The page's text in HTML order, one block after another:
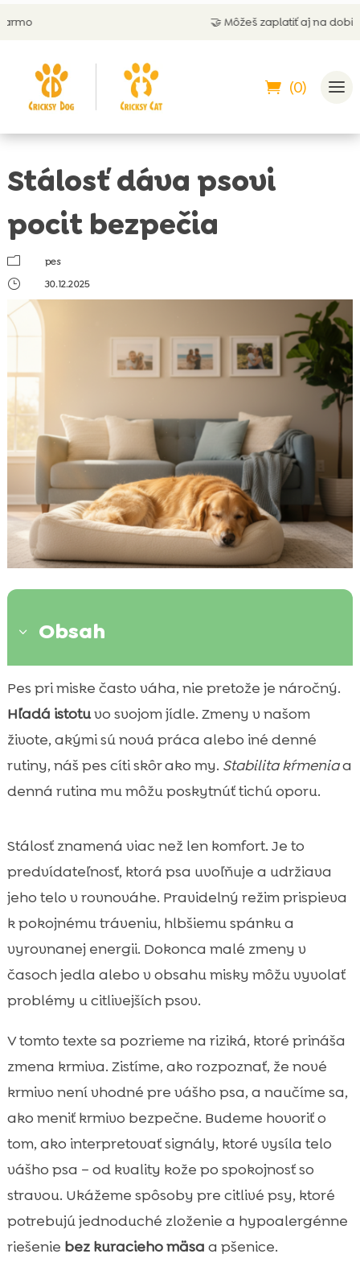
🤝 Môžeš zaplatiť aj na dobierku
(0)
Stálosť dáva psovi
pocit bezpečia
m
pes
}
30.12.2025
3 Obsah
 Prečo stálosť v kŕmení a rutine upokojuje
psa

Ako spoznáme, že zmena krmiva psovi
Kedy je zmena krmiva naozaj potrebná
bez zbytočného stresu
 Citlivé brucho a hypoalergénny prístup: čo
sledovať pri zložení

Stálosť v režime dňa: čas kŕmenia,
prechádzky a odpočinok
Ako vybrať krmivo podľa veľkosti, veku a
potrieb psa
CricksyDog ako stabilná voľba pre
bezpečný prechod na nové krmivo
Mokré krmivo a hydratácia: kedy siahnuť
Maškrty, doplnky a starostlivosť, ktoré
podporia stabilitu bez preťažovania
organizmu
 Ako udržať dlhodobú stálosť aj počas zmien
v živote psa
 Záver
FAQ
Pes pri miske často váha, nie pretože je náročný.
Hľadá istotuvo svojom jídle. Zmeny v našom
živote, akými sú nová práca alebo iné denné
rutiny, náš pes cíti skôr ako my. Stabilita kŕmeniaa
denná rutina mu môžu poskytnúť tichú oporu.
Stálosť znamená viac než len komfort. Je to
predvídateľnosť, ktorá psa uvoľňuje a udržiava
jeho telo v rovnováhe. Pravidelný režim prispieva
k pokojnému tráveniu, hlbšiemu spánku a
vyrovnanej energii. Dokonca malé zmeny v
časoch jedla alebo v obsahu misky môžu vyvolať
problémy u citlivejších psov.
V tomto texte sa pozrieme na riziká, ktoré prináša
zmena krmiva. Zistíme, ako rozpoznať, že nové
krmivo není vhodné pre vášho psa, a naučíme sa,
ako meniť krmivo bezpečne. Budeme hovoriť o
tom, ako interpretovať signály, ktoré vysíla telo
vášho psa – od kvality kože po spokojnosť so
stravou. Ukážeme spôsoby pre citlivé psy, ktoré
potrebujú jednoduché zloženie a hypoalergénne
riešenie bez kuracieho mäsa a pšenice.